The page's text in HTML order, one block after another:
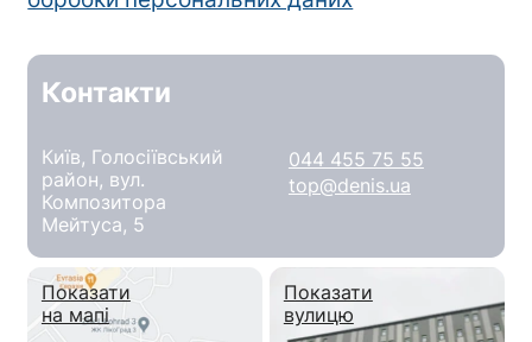
Контакти
Київ, Голосіївський
район, вул.
Композитора
Мейтуса, 5
044 455 75 55
top@denis.ua
Показати
на мапі
Показати
вулицю